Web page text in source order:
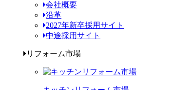
会社概要
沿革
2027年新卒採用サイト
中途採用サイト
リフォーム市場